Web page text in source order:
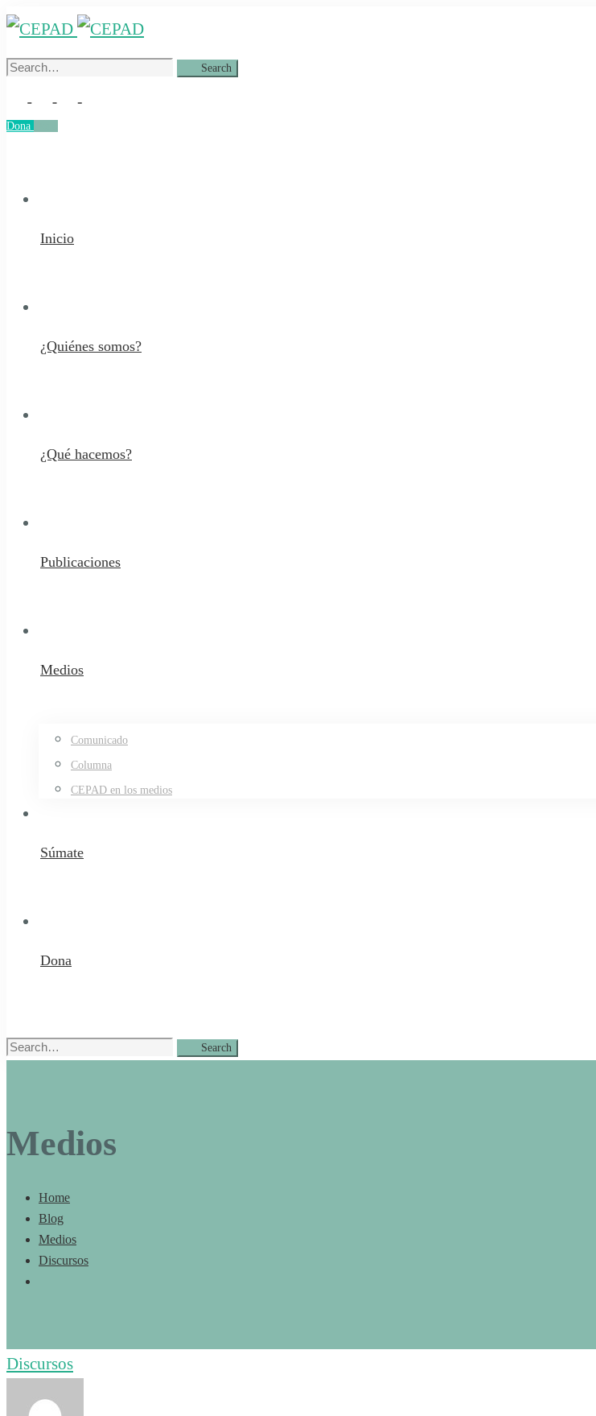
Search
Search
Dona
Inicio
¿Quiénes somos?
¿Qué hacemos?
Publicaciones
Medios
Comunicado
Columna
CEPAD en los medios
Súmate
Dona
Search
Search
Medios
Home
Blog
Medios
Discursos
Discursos